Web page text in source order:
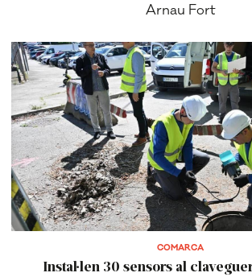
Arnau Fort
COMARCA
Instal·len 30 sensors al